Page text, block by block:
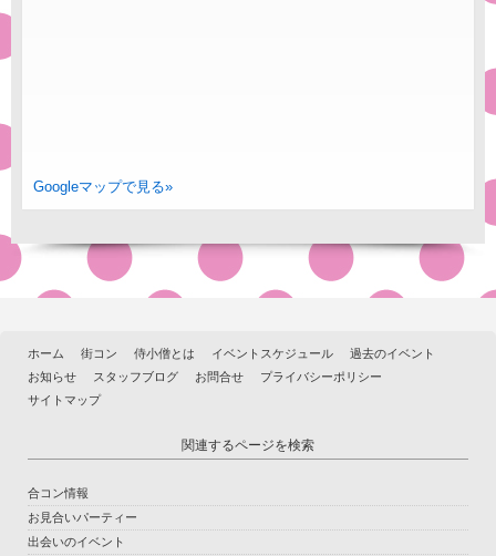
Googleマップで見る»
ホーム 街コン 侍小僧とは イベントスケジュール
過去のイベント
お知らせ
スタッフブログ お問合せ
プライバシーポリシー
サイトマップ
関連するページを検索
合コン情報
お見合いパーティー
出会いのイベント